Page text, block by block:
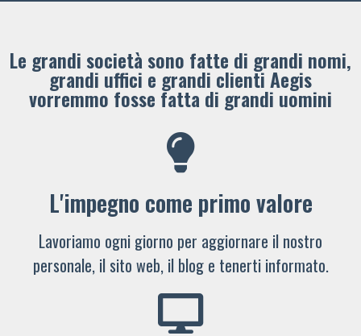
Le grandi società sono fatte di grandi nomi,
grandi uffici e grandi clienti ​Aegis
vorremmo fosse fatta di grandi uomini
L'impegno come primo valore
Lavoriamo ogni giorno per aggiornare il nostro
personale, il sito web, il blog e tenerti informato.